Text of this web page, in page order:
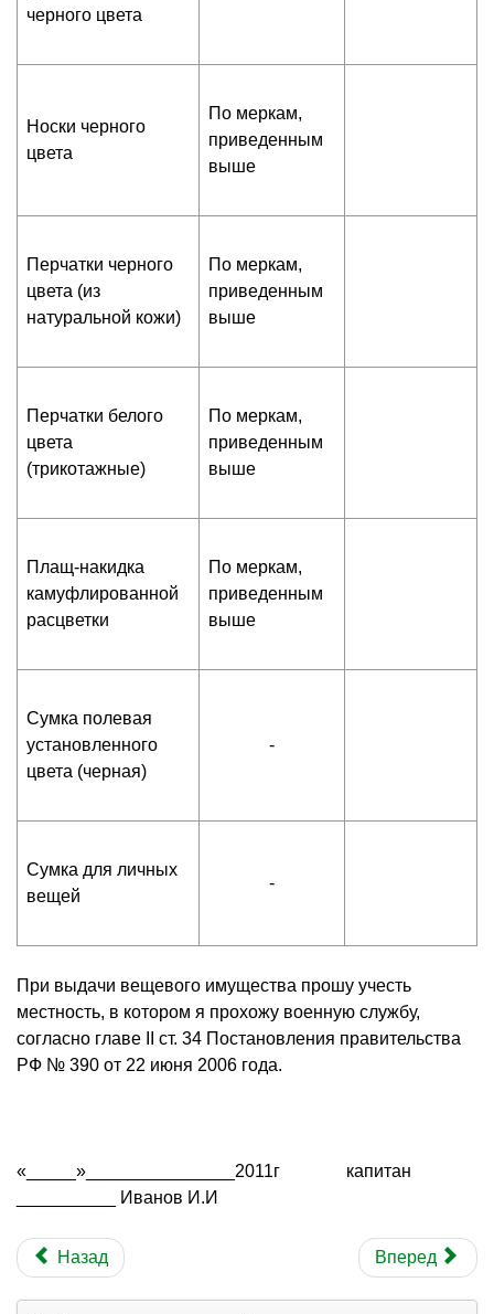
черного цвета
Носки черного
цвета
По меркам,
приведенным
выше
Перчатки черного
цвета (из
натуральной кожи)
По меркам,
приведенным
выше
Перчатки белого
цвета
(трикотажные)
По меркам,
приведенным
выше
Плащ-накидка
камуфлированной
расцветки
По меркам,
приведенным
выше
Сумка полевая
установленного
цвета (черная)
-
Сумка для личных
вещей
-
При выдачи вещевого имущества прошу учесть
местность, в котором я прохожу военную службу,
согласно главе II ст. 34 Постановления правительства
РФ № 390 от 22 июня 2006 года.
«_____»_______________2011г капитан
__________ Иванов И.И
Назад Вперед